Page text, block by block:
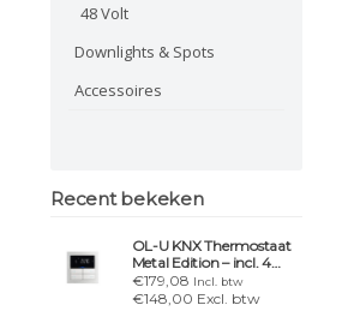
48 Volt
Downlights & Spots
Accessoires
Recent bekeken
OL-U KNX Thermostaat
Metal Edition – incl. 4
tasterbedieningen
€179,08 Incl. btw
€148,00 Excl. btw